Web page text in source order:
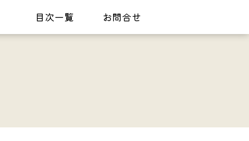
目次一覧 お問合せ